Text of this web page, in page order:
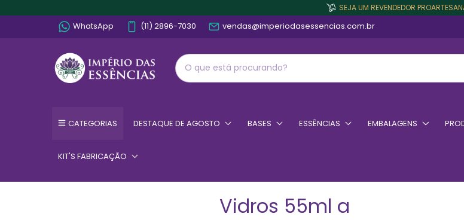
SEJA UM REVENDEDOR
WhatsApp (11) 2896-7030 vendas@imperiodasessencias.com.br
CATEGORIAS DESTAQUE DE AGOSTO BASES ESSÊNCIAS EMBALAGENS
KIT'S FABRICAÇÃO
Vidros 55ml a